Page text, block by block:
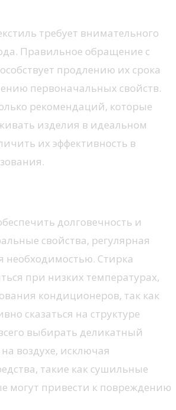
требует внимательного
Правильное обращение с
продлению их срока
первоначальных свойств.
рекомендаций, которые
изделия в идеальном
их эффективность в
долговечность и
свойства, регулярная
необходимостью. Стирка
при низких температурах,
кондиционеров, так как
сказаться на структуре
выбирать деликатный
воздухе, исключая
такие как сушильные
могут привести к повреждению